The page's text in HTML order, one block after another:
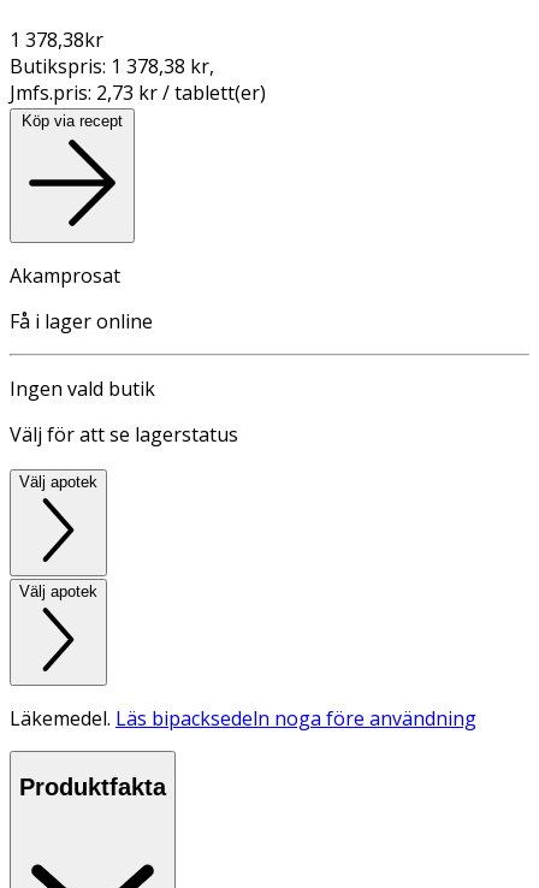
1 378,38kr
Butikspris: 1 378,38 kr,
Jmfs.pris: 2,73 kr / tablett(er)
Köp via recept
Akamprosat
Få i lager online
Ingen vald butik
Välj för att se lagerstatus
Välj apotek
Välj apotek
Läkemedel. Läs bipacksedeln noga före användning
Produktfakta